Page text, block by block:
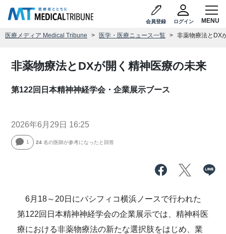
会員登録 ログイン
医療メディア Medical Tribune 医学・医療ニュース一覧 非薬物療法とDX
非薬物療法とDXが開く精神医療の未来
第122回日本精神神経学会・企業展示ブース
2026年6月29日 16:25
1 24 名の医師が参考になったと回答
6月18～20日にパシフィコ横浜ノースで行われた
第122回日本精神神経学会の企業展示では、精神科医
療における非薬物療法の新たな選択肢をはじめ、業